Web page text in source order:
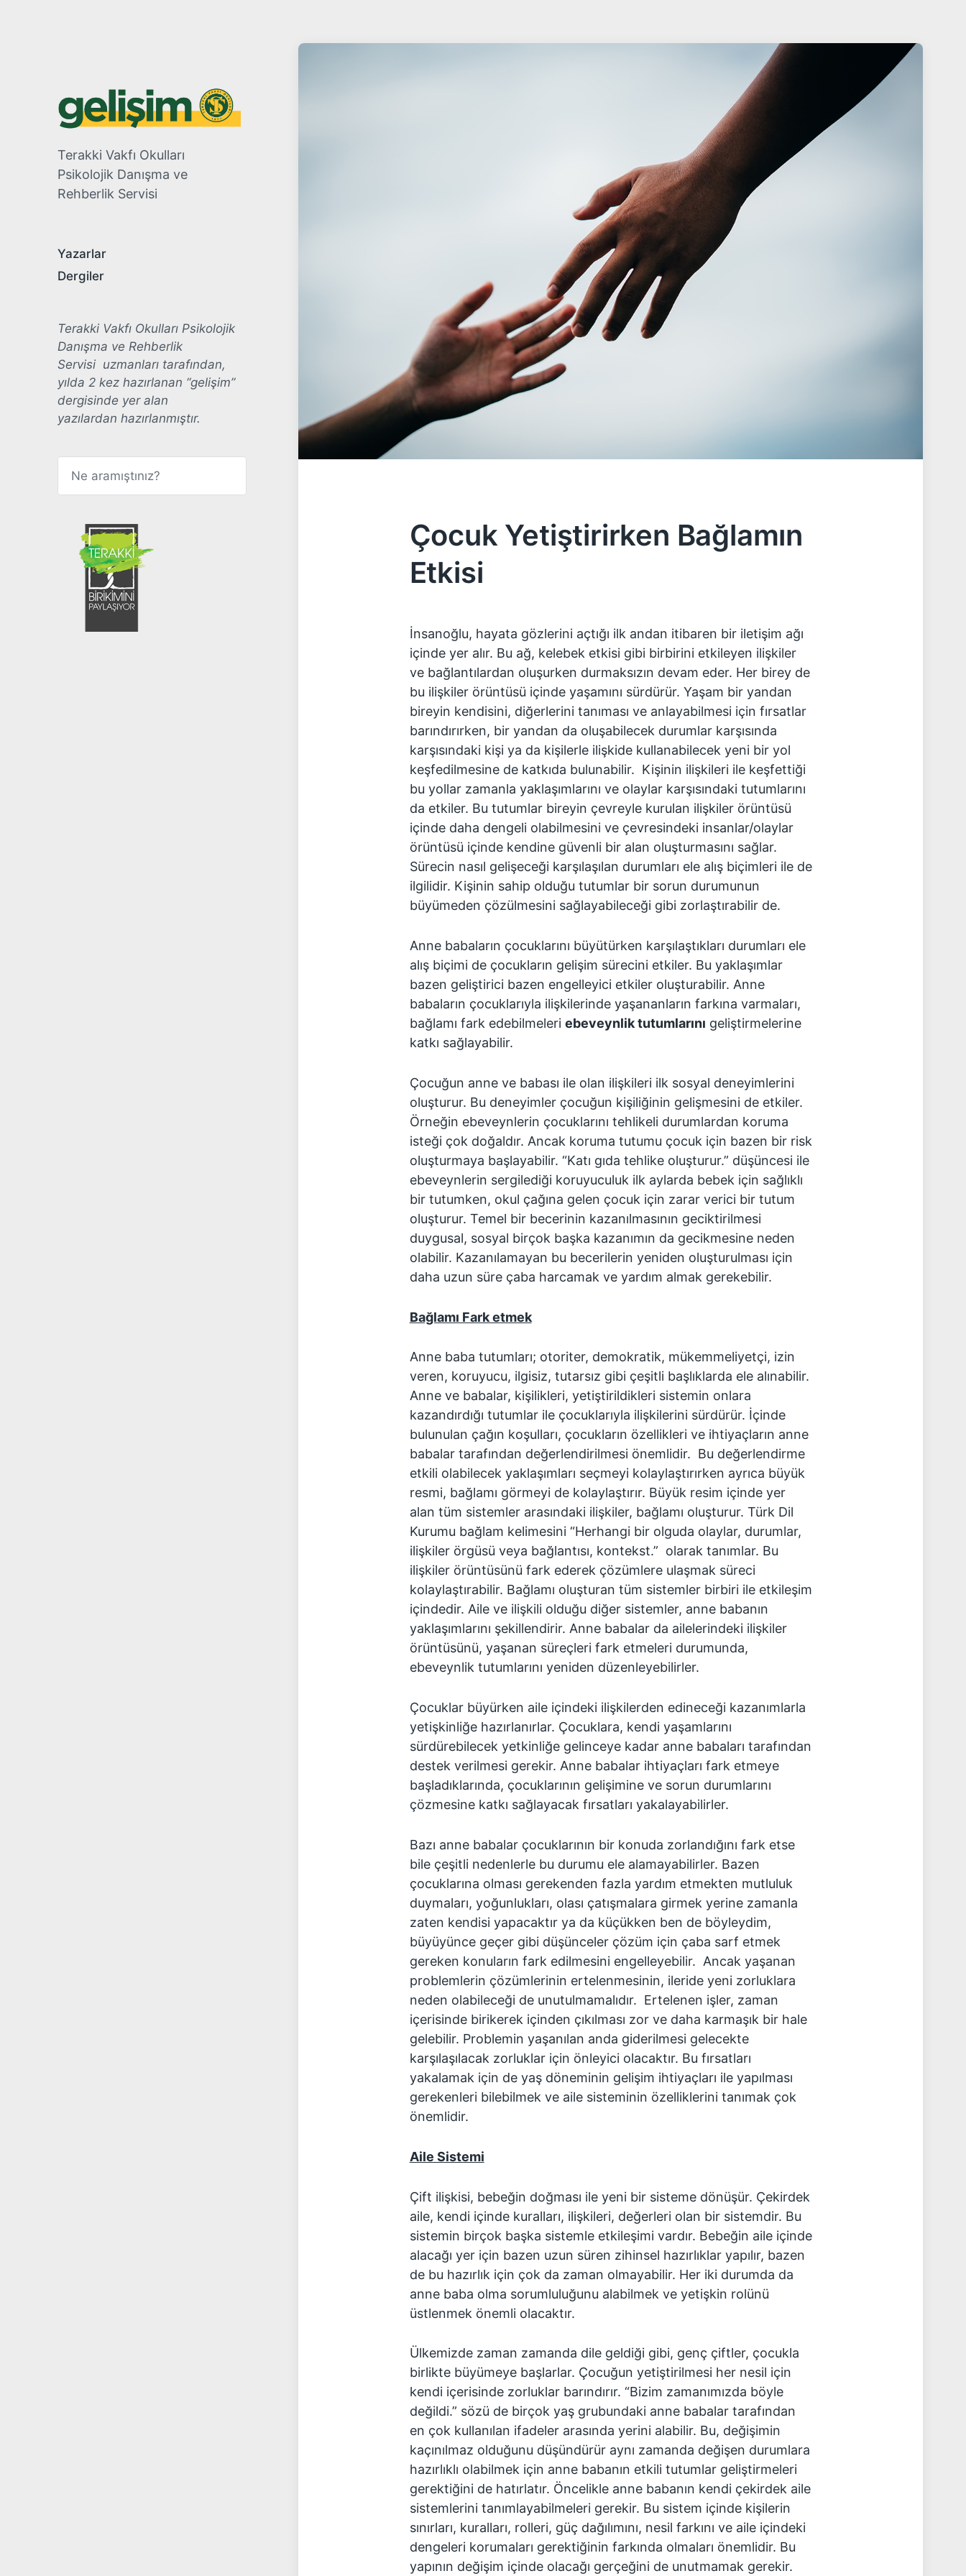
Terakki Vakfı Okulları
Psikolojik Danışma ve
Rehberlik Servisi
Yazarlar
Dergiler
Terakki Vakfı Okulları Psikolojik
Danışma ve Rehberlik
Servisi uzmanları tarafından,
yılda 2 kez hazırlanan “gelişim”
dergisinde yer alan
yazılardan hazırlanmıştır.
Çocuk Yetiştirirken Bağlamın
Etkisi
İnsanoğlu, hayata gözlerini açtığı ilk andan itibaren bir iletişim ağı
içinde yer alır. Bu ağ, kelebek etkisi gibi birbirini etkileyen ilişkiler
ve bağlantılardan oluşurken durmaksızın devam eder. Her birey de
bu ilişkiler örüntüsü içinde yaşamını sürdürür. Yaşam bir yandan
bireyin kendisini, diğerlerini tanıması ve anlayabilmesi için fırsatlar
barındırırken, bir yandan da oluşabilecek durumlar karşısında
karşısındaki kişi ya da kişilerle ilişkide kullanabilecek yeni bir yol
keşfedilmesine de katkıda bulunabilir. Kişinin ilişkileri ile keşfettiği
bu yollar zamanla yaklaşımlarını ve olaylar karşısındaki tutumlarını
da etkiler. Bu tutumlar bireyin çevreyle kurulan ilişkiler örüntüsü
içinde daha dengeli olabilmesini ve çevresindeki insanlar/olaylar
örüntüsü içinde kendine güvenli bir alan oluşturmasını sağlar.
Sürecin nasıl gelişeceği karşılaşılan durumları ele alış biçimleri ile de
ilgilidir. Kişinin sahip olduğu tutumlar bir sorun durumunun
büyümeden çözülmesini sağlayabileceği gibi zorlaştırabilir de.
Anne babaların çocuklarını büyütürken karşılaştıkları durumları ele
alış biçimi de çocukların gelişim sürecini etkiler. Bu yaklaşımlar
bazen geliştirici bazen engelleyici etkiler oluşturabilir. Anne
babaların çocuklarıyla ilişkilerinde yaşananların farkına varmaları,
bağlamı fark edebilmeleri ebeveynlik tutumlarını geliştirmelerine
katkı sağlayabilir.
Çocuğun anne ve babası ile olan ilişkileri ilk sosyal deneyimlerini
oluşturur. Bu deneyimler çocuğun kişiliğinin gelişmesini de etkiler.
Örneğin ebeveynlerin çocuklarını tehlikeli durumlardan koruma
isteği çok doğaldır. Ancak koruma tutumu çocuk için bazen bir risk
oluşturmaya başlayabilir. “Katı gıda tehlike oluşturur.” düşüncesi ile
ebeveynlerin sergilediği koruyuculuk ilk aylarda bebek için sağlıklı
bir tutumken, okul çağına gelen çocuk için zarar verici bir tutum
oluşturur. Temel bir becerinin kazanılmasının geciktirilmesi
duygusal, sosyal birçok başka kazanımın da gecikmesine neden
olabilir. Kazanılamayan bu becerilerin yeniden oluşturulması için
daha uzun süre çaba harcamak ve yardım almak gerekebilir.
Bağlamı Fark etmek
Anne baba tutumları; otoriter, demokratik, mükemmeliyetçi, izin
veren, koruyucu, ilgisiz, tutarsız gibi çeşitli başlıklarda ele alınabilir.
Anne ve babalar, kişilikleri, yetiştirildikleri sistemin onlara
kazandırdığı tutumlar ile çocuklarıyla ilişkilerini sürdürür. İçinde
bulunulan çağın koşulları, çocukların özellikleri ve ihtiyaçların anne
babalar tarafından değerlendirilmesi önemlidir. Bu değerlendirme
etkili olabilecek yaklaşımları seçmeyi kolaylaştırırken ayrıca büyük
resmi, bağlamı görmeyi de kolaylaştırır. Büyük resim içinde yer
alan tüm sistemler arasındaki ilişkiler, bağlamı oluşturur. Türk Dil
Kurumu bağlam kelimesini “Herhangi bir olguda olaylar, durumlar,
ilişkiler örgüsü veya bağlantısı, kontekst.” olarak tanımlar. Bu
ilişkiler örüntüsünü fark ederek çözümlere ulaşmak süreci
kolaylaştırabilir. Bağlamı oluşturan tüm sistemler birbiri ile etkileşim
içindedir. Aile ve ilişkili olduğu diğer sistemler, anne babanın
yaklaşımlarını şekillendirir. Anne babalar da ailelerindeki ilişkiler
örüntüsünü, yaşanan süreçleri fark etmeleri durumunda,
ebeveynlik tutumlarını yeniden düzenleyebilirler.
Çocuklar büyürken aile içindeki ilişkilerden edineceği kazanımlarla
yetişkinliğe hazırlanırlar. Çocuklara, kendi yaşamlarını
sürdürebilecek yetkinliğe gelinceye kadar anne babaları tarafından
destek verilmesi gerekir. Anne babalar ihtiyaçları fark etmeye
başladıklarında, çocuklarının gelişimine ve sorun durumlarını
çözmesine katkı sağlayacak fırsatları yakalayabilirler.
Bazı anne babalar çocuklarının bir konuda zorlandığını fark etse
bile çeşitli nedenlerle bu durumu ele alamayabilirler. Bazen
çocuklarına olması gerekenden fazla yardım etmekten mutluluk
duymaları, yoğunlukları, olası çatışmalara girmek yerine zamanla
zaten kendisi yapacaktır ya da küçükken ben de böyleydim,
büyüyünce geçer gibi düşünceler çözüm için çaba sarf etmek
gereken konuların fark edilmesini engelleyebilir. Ancak yaşanan
problemlerin çözümlerinin ertelenmesinin, ileride yeni zorluklara
neden olabileceği de unutulmamalıdır. Ertelenen işler, zaman
içerisinde birikerek içinden çıkılması zor ve daha karmaşık bir hale
gelebilir. Problemin yaşanılan anda giderilmesi gelecekte
karşılaşılacak zorluklar için önleyici olacaktır. Bu fırsatları
yakalamak için de yaş döneminin gelişim ihtiyaçları ile yapılması
gerekenleri bilebilmek ve aile sisteminin özelliklerini tanımak çok
önemlidir.
Aile Sistemi
Çift ilişkisi, bebeğin doğması ile yeni bir sisteme dönüşür. Çekirdek
aile, kendi içinde kuralları, ilişkileri, değerleri olan bir sistemdir. Bu
sistemin birçok başka sistemle etkileşimi vardır. Bebeğin aile içinde
alacağı yer için bazen uzun süren zihinsel hazırlıklar yapılır, bazen
de bu hazırlık için çok da zaman olmayabilir. Her iki durumda da
anne baba olma sorumluluğunu alabilmek ve yetişkin rolünü
üstlenmek önemli olacaktır.
Ülkemizde zaman zamanda dile geldiği gibi, genç çiftler, çocukla
birlikte büyümeye başlarlar. Çocuğun yetiştirilmesi her nesil için
kendi içerisinde zorluklar barındırır. “Bizim zamanımızda böyle
değildi.” sözü de birçok yaş grubundaki anne babalar tarafından
en çok kullanılan ifadeler arasında yerini alabilir. Bu, değişimin
kaçınılmaz olduğunu düşündürür aynı zamanda değişen durumlara
hazırlıklı olabilmek için anne babanın etkili tutumlar geliştirmeleri
gerektiğini de hatırlatır. Öncelikle anne babanın kendi çekirdek aile
sistemlerini tanımlayabilmeleri gerekir. Bu sistem içinde kişilerin
sınırları, kuralları, rolleri, güç dağılımını, nesil farkını ve aile içindeki
dengeleri korumaları gerektiğinin farkında olmaları önemlidir. Bu
yapının değişim içinde olacağı gerçeğini de unutmamak gerekir.